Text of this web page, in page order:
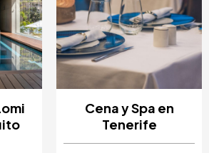
Cena y Spa en
Tenerife